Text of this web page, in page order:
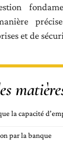
et de
la capacité
par la banque